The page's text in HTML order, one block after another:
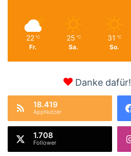
22 ℃
Fr.
25 ℃
Sa.
31 ℃
So.
Danke dafür!
18.419
AppNutzer
1.708
Follower